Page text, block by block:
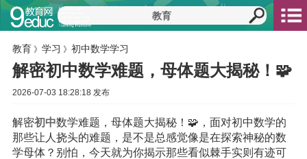
教育 》 学习 》 初中数学学习
解密初中数学难题，母体题大揭秘！🧩
2026-07-03 18:28:18 发布
解密初中数学难题，母体题大揭秘！🧩，面对初中数学的
那些让人挠头的难题，是不是总感觉像是在探索神秘的数
学母体？别怕，今天就为你揭示那些看似棘手实则有迹可